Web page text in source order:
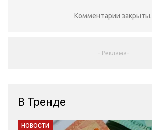
Комментарии закрыты.
- Реклама-
В Тренде
НОВОСТИ